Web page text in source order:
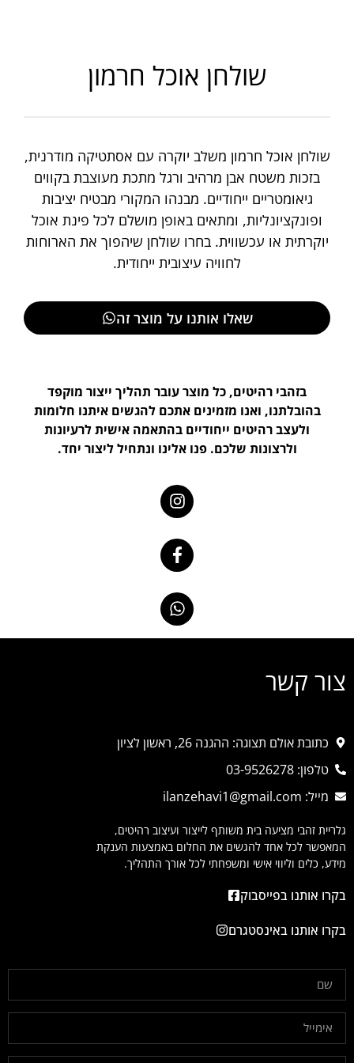
שולחן אוכל חרמון
שולחן אוכל חרמון משלב יוקרה עם אסתטיקה מודרנית,
בזכות משטח אבן מרהיב ורגל מתכת מעוצבת בקווים
גיאומטריים ייחודיים. מבנהו המקורי מבטיח יציבות
ופונקציונליות, ומתאים באופן מושלם לכל פינת אוכל
יוקרתית או עכשווית. בחרו שולחן שיהפוך את הארוחות
לחוויה עיצובית ייחודית.
שאלו אותנו על מוצר זה
בזהבי רהיטים, כל מוצר עובר תהליך ייצור מוקפד
בהובלתנו, ואנו מזמינים אתכם להגשים איתנו חלומות
ולעצב רהיטים ייחודיים בהתאמה אישית לרעיונות
ולרצונות שלכם. פנו אלינו ונתחיל ליצור יחד.
צור קשר
כתובת אולם תצוגה: ההגנה 26, ראשון לציון
טלפון: 03-9526278
מייל: ilanzehavi1@gmail.com
גלריית זהבי מציעה בית משותף לייצור ועיצוב רהיטים,
המאפשר לכל אחד להגשים את החלום באמצעות הענקת
מידע, כלים וליווי אישי ומשפחתי לכל אורך התהליך.
בקרו אותנו בפייסבוק
בקרו אותנו באינסטגרם